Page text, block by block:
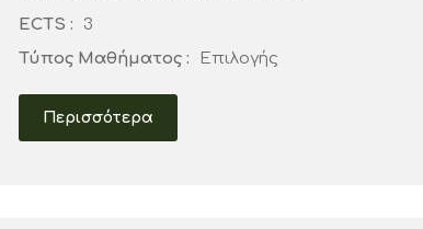
ECTS :
3
Τύπος Μαθήματος :
Επιλογής
Περισσότερα